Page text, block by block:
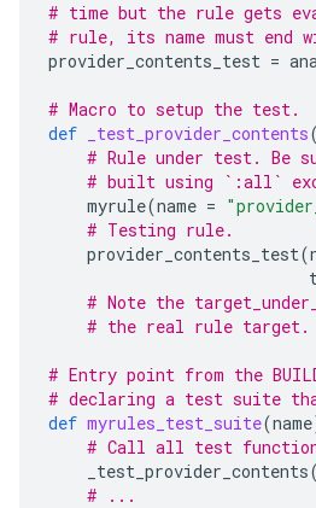
# time but the rule gets
# rule, its name must end
provider_contents_test =
# Macro to setup the test.
def
_test_provider_contents
# Rule under test. Be
# built using `:all`
myrule(name =
# Testing rule.
provider_contents_test(
# Note the
# the real rule target.
# Entry point from the
# declaring a test suite
def myrules_test_suite(name
# Call all test
_test_provider_contents
# ...